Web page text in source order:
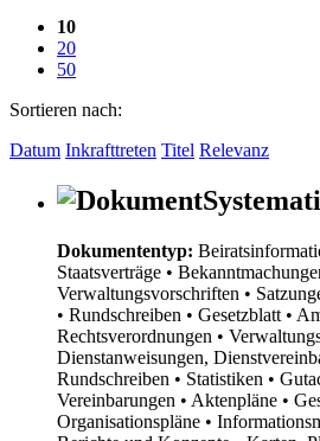
10
20
50
Sortieren nach:
Datum Inkrafttreten Titel Relevanz
Dokumententyp:
Staatsverträge •
Verwaltungsvorschriften •
• Rundschreiben • Gesetzblatt •
Rechtsverordnungen •
Dienstanweisungen,
Rundschreiben • Statistiken •
Vereinbarungen • Aktenpläne •
Organisationspläne •